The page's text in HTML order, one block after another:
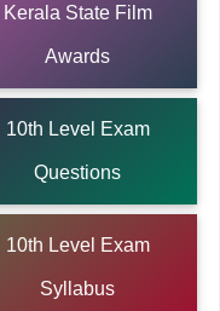
Kerala State Film
Awards
10th Level Exam
Questions
10th Level Exam
Syllabus